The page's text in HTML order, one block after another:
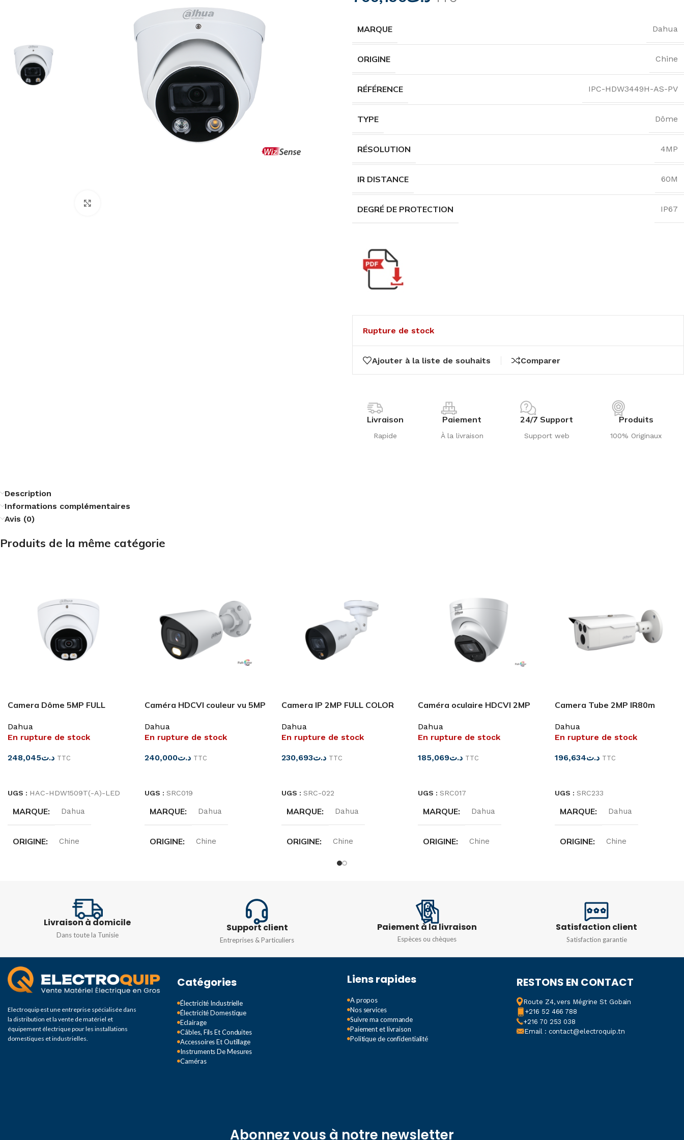
MARQUE Dahua
ORIGINE Chine
RÉFÉRENCE IPC-HDW3449H-AS-PV
TYPE Dôme
RÉSOLUTION 4MP
IR DISTANCE 60M
DEGRÉ DE PROTECTION IP67
Rupture de stock
Ajouter à la liste de souhaits Comparer
Livraison
Rapide
Paiement
À la livraison
24/7 Support
Support web
Produits
100% Originaux
Description
Informations complémentaires
Avis (0)
Produits de la même catégorie
Camera Dôme 5MP FULL
Dahua
En rupture de stock
د.ت248,045 TTC
UGS : HAC-HDW1509T(-A)-LED
MARQUE Dahua
ORIGINE Chine
5MP
IR DISTANCE 40M
IP67
Caméra HDCVI couleur vu 5MP
Dahua
En rupture de stock
د.ت240,000 TTC
UGS : SRC019
MARQUE Dahua
ORIGINE Chine
RÉSOLUTION 5MP
IR DISTANCE 20M
DEGRÉ DE PROTECTION
Camera IP 2MP FULL COLOR
Dahua
En rupture de stock
د.ت230,693 TTC
UGS : SRC-022
MARQUE Dahua
ORIGINE Chine
TYPE
RÉSOLUTION 2MP
DEGRÉ DE PROTECTION
Caméra oculaire HDCVI 2MP
Dahua
En rupture de stock
د.ت185,069 TTC
UGS :SRC017
MARQUE Dahua
ORIGINE Chine
HAC-HDW1239TLQ(-A)-LED
TYPE Dôme
RÉSOLUTION 2MP
DEGRÉ DE PROTECTION
Camera Tube 2MP IR80m
Dahua
En rupture de stock
د.ت196,634 TTC
UGS :SRC233
MARQUE Dahua
ORIGINE Chine
RÉSOLUTION
IR DISTANCE 80m
IP67
Livraison à domicile
Dans toute la Tunisie
Support client
Entreprises & Particuliers
Paiement à la livraison
Espèces ou chèques
Satisfaction client
Satisfaction garantie
Electroquip est une entreprise spécialisée dans
la distribution et la vente de matériel et
équipement électrique pour les installations
domestiques et industrielles.
Catégories
Électricité Industrielle
Électricité Domestique
Eclairage
Câbles, Fils Et Conduites
Accessoires Et Outillage
Instruments De Mesures
Caméras
Liens rapides
A propos
Nos services
Suivre ma commande
Paiement et livraison
Politique de confidentialité
RESTONS EN CONTACT
Route Z4, vers Mégrine St Gobain
+216 52 466 788
+216 70 253 038
Email : contact@electroquip.tn
Abonnez vous à notre newsletter